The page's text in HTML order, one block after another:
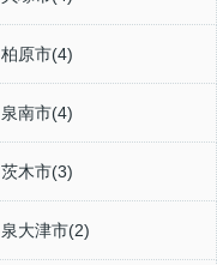
柏原市(4)
泉南市(4)
茨木市(3)
泉大津市(2)